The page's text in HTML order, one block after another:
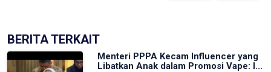
BERITA TERKAIT
Menteri PPPA Kecam Influencer yang
Libatkan Anak dalam Promosi Vape: I...